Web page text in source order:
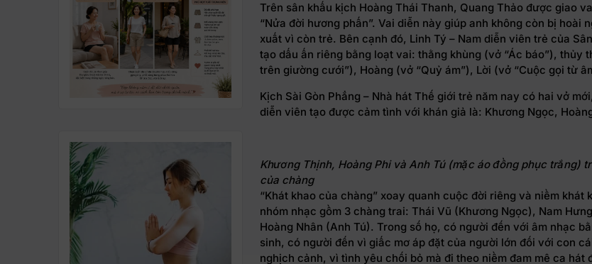
Trên sân khấu kịch Hoàng Thái Thanh, Quang Thảo được giao
“Nửa đời hương phấn”. Vai diễn này giúp anh không còn bị hoài
xuất vì còn trẻ. Bên cạnh đó, Linh Tý – Nam diễn viên trẻ của
tạo dấu ấn riêng bằng loạt vai: thằng khùng (vở “Ác báo”), thủy
trên giường cưới”), Hoàng (vở “Quỷ ám”), Lời (vở “Cuộc gọi từ
Kịch Sài Gòn Phẳng – Nhà hát Thế giới trẻ năm nay có hai vở
diễn viên tạo được cảm tình với khán giả là: Khương Ngọc,
Khương Thịnh, Hoàng Phi và Anh Tú (mặc áo đồng phục trắng)
của chàng
“Khát khao của chàng” xoay quanh cuộc đời riêng và niềm khát
nhóm nhạc gồm 3 chàng trai: Thái Vũ (Khương Ngọc), Nam
Hoàng Nhân (Anh Tú). Trong số họ, có người đến với âm nhạc
sinh, có người đến vì giấc mơ áp đặt của người lớn đối với con
nghịch cảnh, vì tình yêu chối bỏ mà đi theo niềm đam mê ca hát